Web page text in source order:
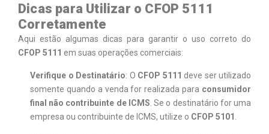
Dicas para Utilizar o CFOP 5111
Corretamente
Aqui estão algumas dicas para garantir o uso correto do
CFOP 5111 em suas operações comerciais:
Verifique o Destinatário: O CFOP 5111 deve ser utilizado
somente quando a venda for realizada para consumidor
final não contribuinte de ICMS . Se o destinatário for uma
empresa ou contribuinte de ICMS, utilize o CFOP 5101